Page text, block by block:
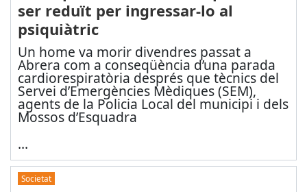
ser reduït per ingressar-lo al
psiquiàtric
Un home va morir divendres passat a
Abrera com a conseqüència d’una parada
cardiorespiratòria després que tècnics del
Servei d’Emergències Mèdiques (SEM),
agents de la Policia Local del municipi i dels
Mossos d’Esquadra
...
Societat